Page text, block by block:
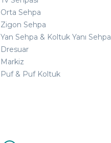
Orta Sehpa
Zigon Sehpa
Yan Sehpa & Koltuk Yanı Sehpa
Dresuar
Markiz
Puf & Puf Koltuk